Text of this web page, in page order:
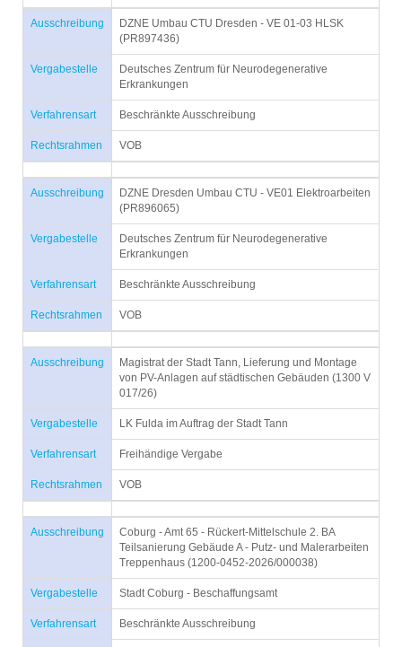
Ausschreibung
DZNE Umbau CTU Dresden - VE 01-03 HLSK
(PR897436)
Vergabestelle
Deutsches Zentrum für Neurodegenerative
Erkrankungen
Verfahrensart Beschränkte Ausschreibung
Rechtsrahmen VOB
Ausschreibung
DZNE Dresden Umbau CTU - VE01 Elektroarbeiten
(PR896065)
Vergabestelle
Deutsches Zentrum für Neurodegenerative
Erkrankungen
Verfahrensart Beschränkte Ausschreibung
Rechtsrahmen VOB
Ausschreibung
Magistrat der Stadt Tann, Lieferung und Montage
von PV-Anlagen auf städtischen Gebäuden (1300 V
017/26)
Vergabestelle LK Fulda im Auftrag der Stadt Tann
Verfahrensart Freihändige Vergabe
Rechtsrahmen VOB
Ausschreibung
Coburg - Amt 65 - Rückert-Mittelschule 2. BA
Teilsanierung Gebäude A - Putz- und Malerarbeiten
Treppenhaus (1200-0452-2026/000038)
Vergabestelle Stadt Coburg - Beschaffungsamt
Verfahrensart Beschränkte Ausschreibung